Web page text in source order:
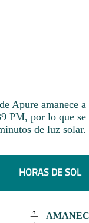
Apure amanece
PM, por lo que
de luz solar.
HORAS DE SOL